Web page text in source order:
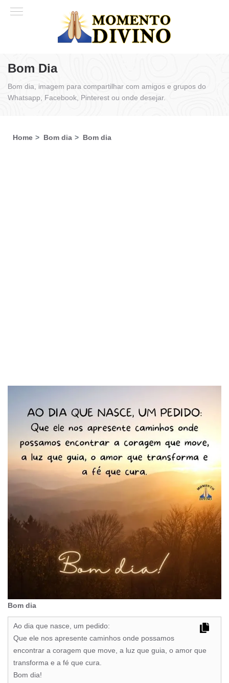
Bom Dia
Bom dia, imagem para compartilhar com amigos e grupos do
Whatsapp, Facebook, Pinterest ou onde desejar.
Home Bom dia Bom dia
Bom dia
Ao dia que nasce, um pedido:
Que ele nos apresente caminhos onde possamos
encontrar a coragem que move, a luz que guia, o amor que
transforma e a fé que cura.
Bom dia!